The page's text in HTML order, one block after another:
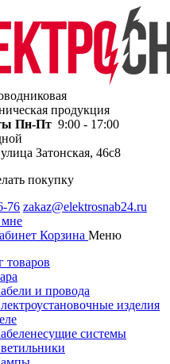
продукция
Пн-Пт 9:00 - 17:00
улица Затонская, 46с8
покупку
76 zakaz@elektrosnab24.ru
мне
Корзина Меню
товаров
и провода
изделия
системы